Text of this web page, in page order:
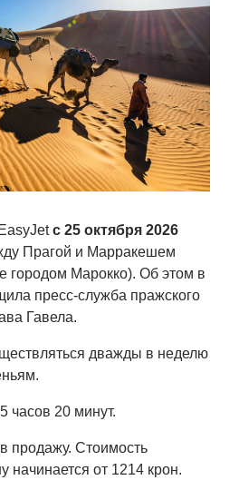
с 25 октября 2026
Прагой и Марракешем
городом Марокко). Об этом в
пресс-служба пражского
Гавела.
дважды в неделю
часов 20 минут.
продажу. Стоимость
начинается от 1214 крон.